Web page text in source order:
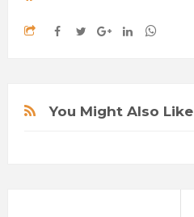
You Might Also Like